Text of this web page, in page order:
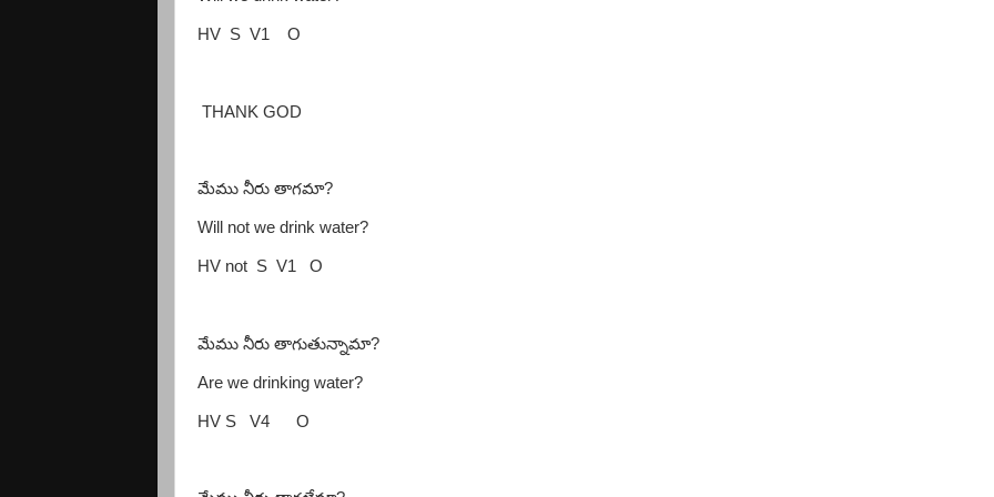
HV S V1 O
THANK GOD
మేము నీరు తాగమా?
Will not we drink water?
HV not S V1 O
మేము నీరు తాగుతున్నామా?
Are we drinking water?
HV S V4 O